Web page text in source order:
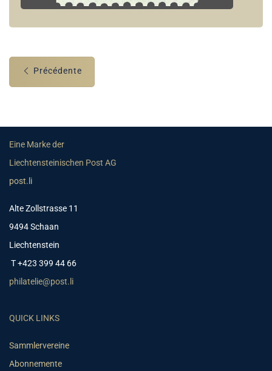
Précédente
Eine Marke der
Liechtensteinischen Post AG
post.li
Alte Zollstrasse 11
9494 Schaan
Liechtenstein
T +423 399 44 66
philatelie@post.li
QUICK LINKS
Sammlervereine
Abonnemente